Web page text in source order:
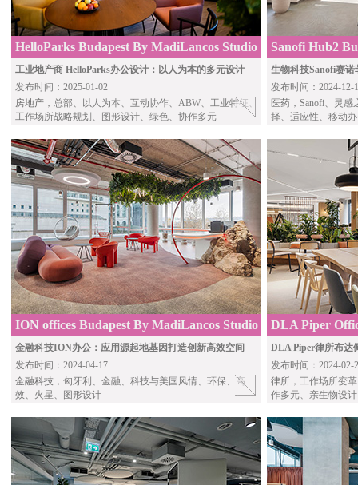
HelloParks Budapest By MadiLancos Studio
工业地产商 HelloParks办公设计：以人为本的多元设计
发布时间：2025-01-02
房地产 ，总部、以人为本、互动协作、ABW、工业特征、
工作场所战略规划、图形设计、绿色、协作多元
Sanofi Hub2
生物科技Sanofi赛
发布时间：2024-12-
医药 ，Sanofi、灵
择、适应性、移动
ION offices Budapest By MadiLancos Studio
金融科技ION办公：应用源起地基因打造创新高效空间
发布时间：2024-04-17
金融科技 ，匈牙利、金融、科技与美国风情、环保、高
效、火星、图形设计
DLA Piper
Studio
DLA Piper律所布达
发布时间：2024-02-
律所 ，工作场所变
作多元、亲生物设计